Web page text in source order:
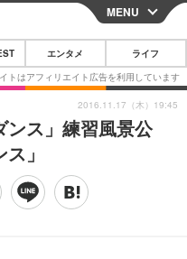
CLOSE
スマートフォン
その他
映画・ドラマ
MENU
エンタメ ライフ
ンス」練習風景公
」
2016.11.17（木）19:45